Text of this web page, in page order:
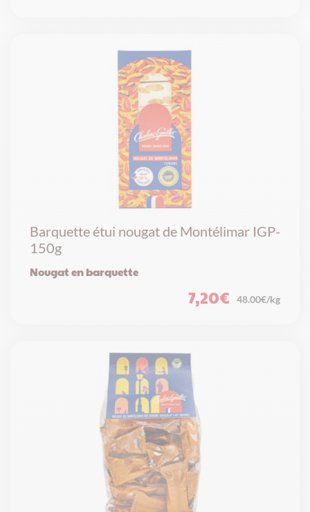
Barquette étui nougat de Montélimar IGP-
150g
Nougat en barquette
7,20€ 48.00€/kg